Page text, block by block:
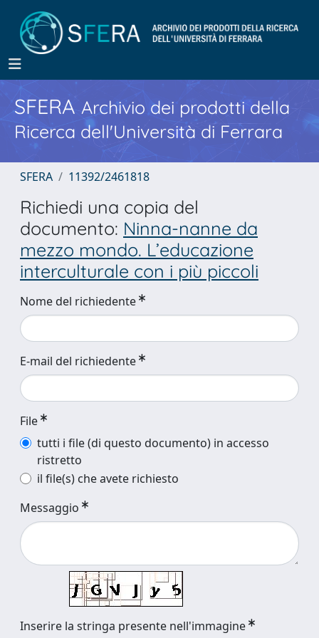
SFERA Archivio dei prodotti della
Ricerca dell'Università di Ferrara
SFERA 11392/2461818
Richiedi una copia del
documento: Ninna-nanne da
mezzo mondo. L’educazione
interculturale con i più piccoli
Nome del richiedente
E-mail del richiedente
File
tutti i file (di questo documento) in accesso
ristretto
il file(s) che avete richiesto
Messaggio
Inserire la stringa presente nell'immagine